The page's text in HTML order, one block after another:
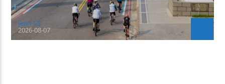
Jean-CS
2026-08-07